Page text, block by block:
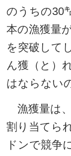
のうちの30
本の漁獲量
を突破して
ん獲（と）
はならない
漁獲量は
割り当てら
ドンで競争